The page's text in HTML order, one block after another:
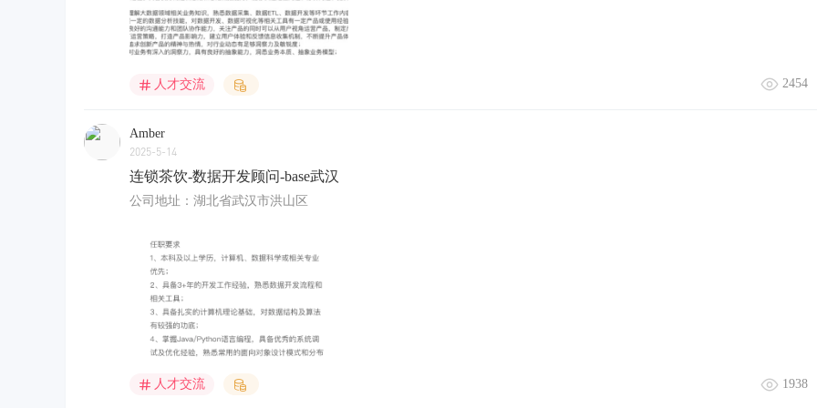
人才交流 2454
Amber
2025-5-14
连锁茶饮-数据开发顾问-base武汉
公司地址：湖北省武汉市洪山区
人才交流 1938